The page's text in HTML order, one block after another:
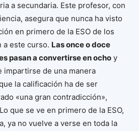
a secundaria. Este profesor, con
asegura que nunca ha visto
en primero de la ESO de los
a este curso. Las once o doce
pasan a convertirse en ocho y
impartirse de una manera
la calificación ha de ser
«una gran contradicción»,
que se ve en primero de la ESO,
ya no vuelve a verse en toda la